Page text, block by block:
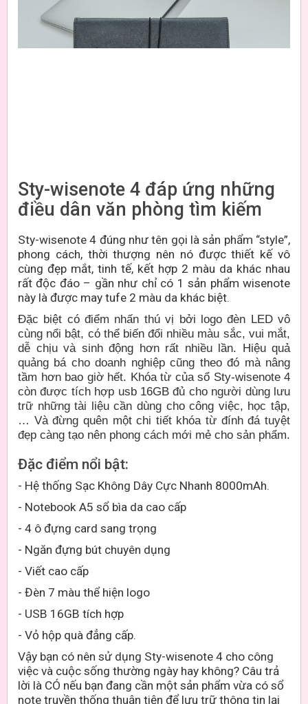
Sty-wisenote 4 đáp ứng những
điều dân văn phòng tìm kiếm
Sty-wisenote 4 đúng như tên gọi là sản phẩm “style”,
phong cách, thời thượng nên nó được thiết kế vô
cùng đẹp mắt, tinh tế, kết hợp 2 màu da khác nhau
rất độc đáo – gần như chỉ có 1 sản phẩm wisenote
này là được may tufe 2 màu da khác biệt.
Đặc biệt có điểm nhấn thú vị bởi logo đèn LED vô
cùng nổi bật, có thể biến đổi nhiều màu sắc, vui mắt,
dễ chịu và sinh động hơn rất nhiều lần. Hiệu quả
quảng bá cho doanh nghiệp cũng theo đó mà nâng
tầm hơn bao giờ hết. Khóa từ của sổ Sty-wisenote 4
còn được tích hợp usb 16GB đủ cho người dùng lưu
trữ những tài liệu cần dùng cho công việc, học tập,
… Và đừng quên một chi tiết khóa từ đính đá tuyệt
đẹp càng tạo nên phong cách mới mẻ cho sản phẩm.
Đặc điểm nổi bật:
- Hệ thống Sạc Không Dây Cực Nhanh 8000mAh.
- Notebook A5 sổ bìa da cao cấp
- 4 ô đựng card sang trọng
- Ngăn đựng bút chuyên dụng
- Viết cao cấp
- Đèn 7 màu thể hiện logo
- USB 16GB tích hợp
- Vỏ hộp quà đẳng cấp.
Vậy bạn có nên sử dụng Sty-wisenote 4 cho công
việc và cuộc sống thường ngày hay không? Câu trả
lời là CÓ nếu bạn đang cần một sản phẩm vừa có sổ
note truyền thống thuận tiện để lưu trữ thông tin lại